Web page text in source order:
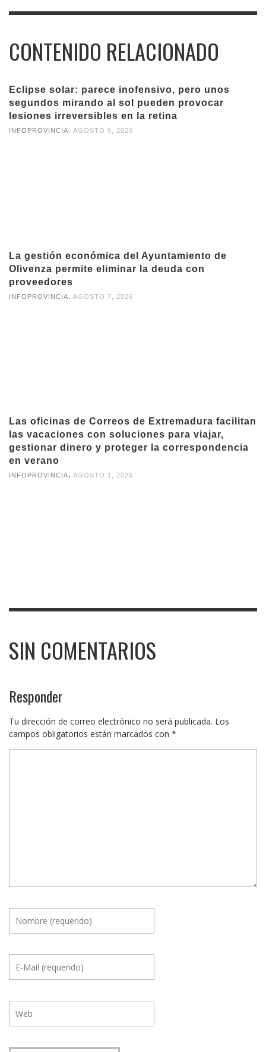
CONTENIDO RELACIONADO
Eclipse solar: parece inofensivo, pero unos
segundos mirando al sol pueden provocar
lesiones irreversibles en la retina
INFOPROVINCIA AGOSTO 9, 2026
La gestión económica del Ayuntamiento de
Olivenza permite eliminar la deuda con
proveedores
INFOPROVINCIA AGOSTO 7, 2026
Las oficinas de Correos de Extremadura facilitan
las vacaciones con soluciones para viajar,
gestionar dinero y proteger la correspondencia
en verano
INFOPROVINCIA, AGOSTO 1, 2026
SIN COMENTARIOS
Responder
Tu dirección de correo electrónico no será publicada. Los
campos obligatorios están marcados con *